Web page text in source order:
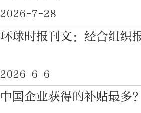
2026-7-28
环球时报刊文：经合组织
2026-6-6
中国企业获得的补贴最多